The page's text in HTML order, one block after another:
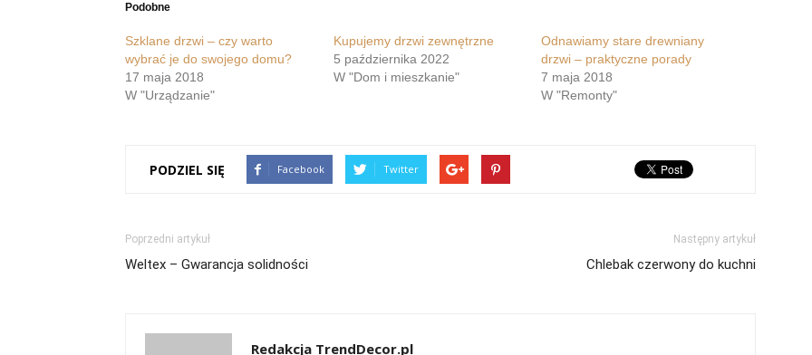
Podobne
Szklane drzwi – czy warto
wybrać je do swojego domu?
17 maja 2018
W "Urządzanie"
Kupujemy drzwi zewnętrzne
5 października 2022
W "Dom i mieszkanie"
Odnawiamy stare drewniany
drzwi – praktyczne porady
7 maja 2018
W "Remonty"
PODZIEL SIĘ Facebook Twitter
Poprzedni artykuł
Weltex – Gwarancja solidności
Następny artykuł
Chlebak czerwony do kuchni
Redakcja TrendDecor.pl